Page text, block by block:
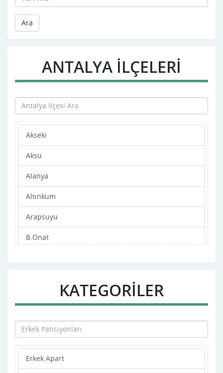
Ara
ANTALYA İLÇELERİ
Akseki
Aksu
Alanya
Altınkum
Arapsuyu
B.Onat
Çallı
Dedeman
Değirmenönü
KATEGORİLER
Erkek Apart